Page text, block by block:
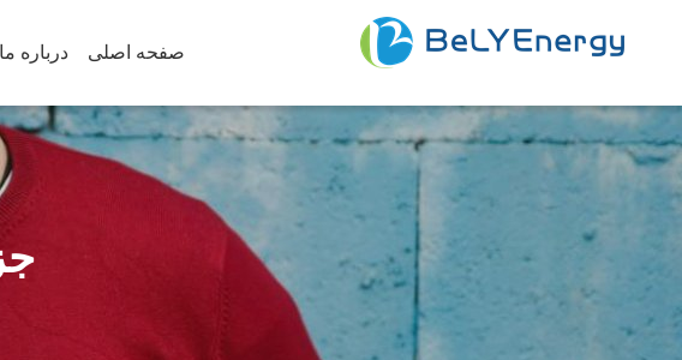
صفحه اصلی درباره ما